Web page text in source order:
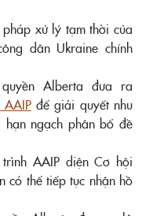
xử lý tạm thời của
dân Ukraine chính
Alberta đưa ra
để giải quyết nhu
ngạch phân bổ đề
AAIP diện Cơ hội
có thể tiếp tục nhận hồ